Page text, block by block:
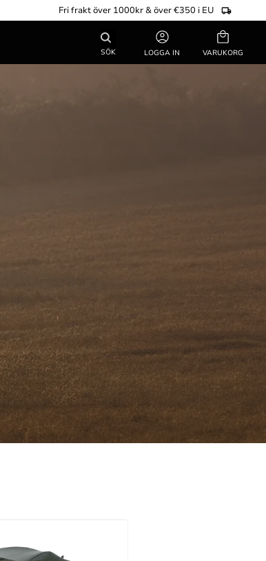
Fri frakt över 1000kr & över €350 i EU
SÖK LOGGA IN
Kundvagn